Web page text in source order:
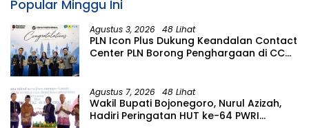
Popular Minggu Ini
Agustus 3, 2026 48 Lihat
PLN Icon Plus Dukung Keandalan Contact
Center PLN Borong Penghargaan di CCW
Agustus 7, 2026 48 Lihat
Wakil Bupati Bojonegoro, Nurul Azizah,
Hadiri Peringatan HUT ke-64 PWRI